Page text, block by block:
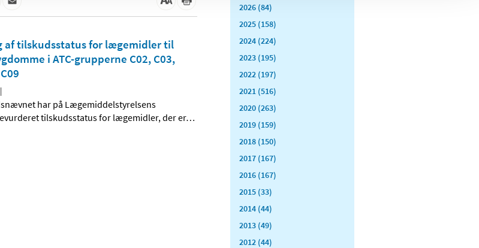
af tilskudsstatus for lægemidler til
i ATC-grupperne C02, C03,
|
har på Lægemiddelstyrelsens
tilskudsstatus for lægemidler, der er…
2026 (84)
2025 (158)
2024 (224)
2023 (195)
2022 (197)
2021 (516)
2020 (263)
2019 (159)
2018 (150)
2017 (167)
2016 (167)
2015 (33)
2014 (44)
2013 (49)
2012 (44)